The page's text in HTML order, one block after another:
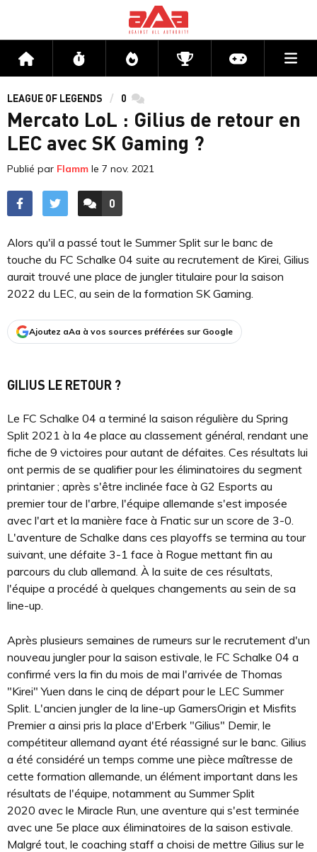
Accueil Flux Directs CompétitionsActu jeux
LEAGUE OF LEGENDS 0 commentaires
Mercato LoL : Gilius de retour en
LEC avec SK Gaming ?
Publié par Flamm le 7 nov. 2021
ACCÉDER AUX
0
COMMENTAIRES
Alors qu'il a passé tout le Summer Split sur le banc de
touche du FC Schalke 04 suite au recrutement de Kirei, Gilius
aurait trouvé une place de jungler titulaire pour la saison
2022 du LEC, au sein de la formation SK Gaming.
Ajoutez aAa à vos sources préférées sur Google
GILIUS LE RETOUR ?
Le FC Schalke 04 a terminé la saison régulière du Spring
Split 2021 à la 4e place au classement général, rendant une
fiche de 9 victoires pour autant de défaites. Ces résultats lui
ont permis de se qualifier pour les éliminatoires du segment
printanier ; après s'être inclinée face à G2 Esports au
premier tour de l'arbre, l'équipe allemande s'est imposée
avec l'art et la manière face à Fnatic sur un score de 3-0.
L'aventure de Schalke dans ces playoffs se termina au tour
suivant, une défaite 3-1 face à Rogue mettant fin au
parcours du club allemand. À la suite de ces résultats,
l'équipe a procédé à quelques changements au sein de sa
line-up.
Après plusieurs semaines de rumeurs sur le recrutement d'un
nouveau jungler pour la saison estivale, le FC Schalke 04 a
confirmé vers la fin du mois de mai l'arrivée de Thomas
"Kirei" Yuen dans le cinq de départ pour le LEC Summer
Split. L'ancien jungler de la line-up GamersOrigin et Misfits
Premier a ainsi pris la place d'Erberk "Gilius" Demir, le
compétiteur allemand ayant été réassigné sur le banc. Gilius
a été considéré un temps comme une pièce maîtresse de
cette formation allemande, un élément important dans les
résultats de l'équipe, notamment au Summer Split
2020 avec le Miracle Run, une aventure qui s'est terminée
avec une 5e place aux éliminatoires de la saison estivale.
Malgré tout, le coaching staff a choisi de mettre Gilius sur le